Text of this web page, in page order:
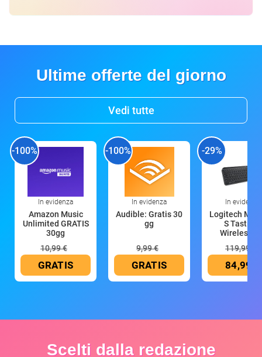
Ultime offerte del giorno
Vedi tutte
-100%
In evidenza
Amazon Music
Unlimited GRATIS
30gg
10,99 €
GRATIS
-100%
In evidenza
Audible: Gratis 30
gg
9,99 €
GRATIS
-29%
In evidenza
Logitech MX
S Tastiera
Wireless
119,99 €
84,99 €
Scelti dalla redazione